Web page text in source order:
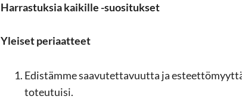
Har­ras­tuk­sia kai­kil­le -​suositukset
Ylei­set pe­ri­aat­teet
Edis­täm­me saa­vu­tet­ta­vuut­ta ja
to­teu­tui­si.